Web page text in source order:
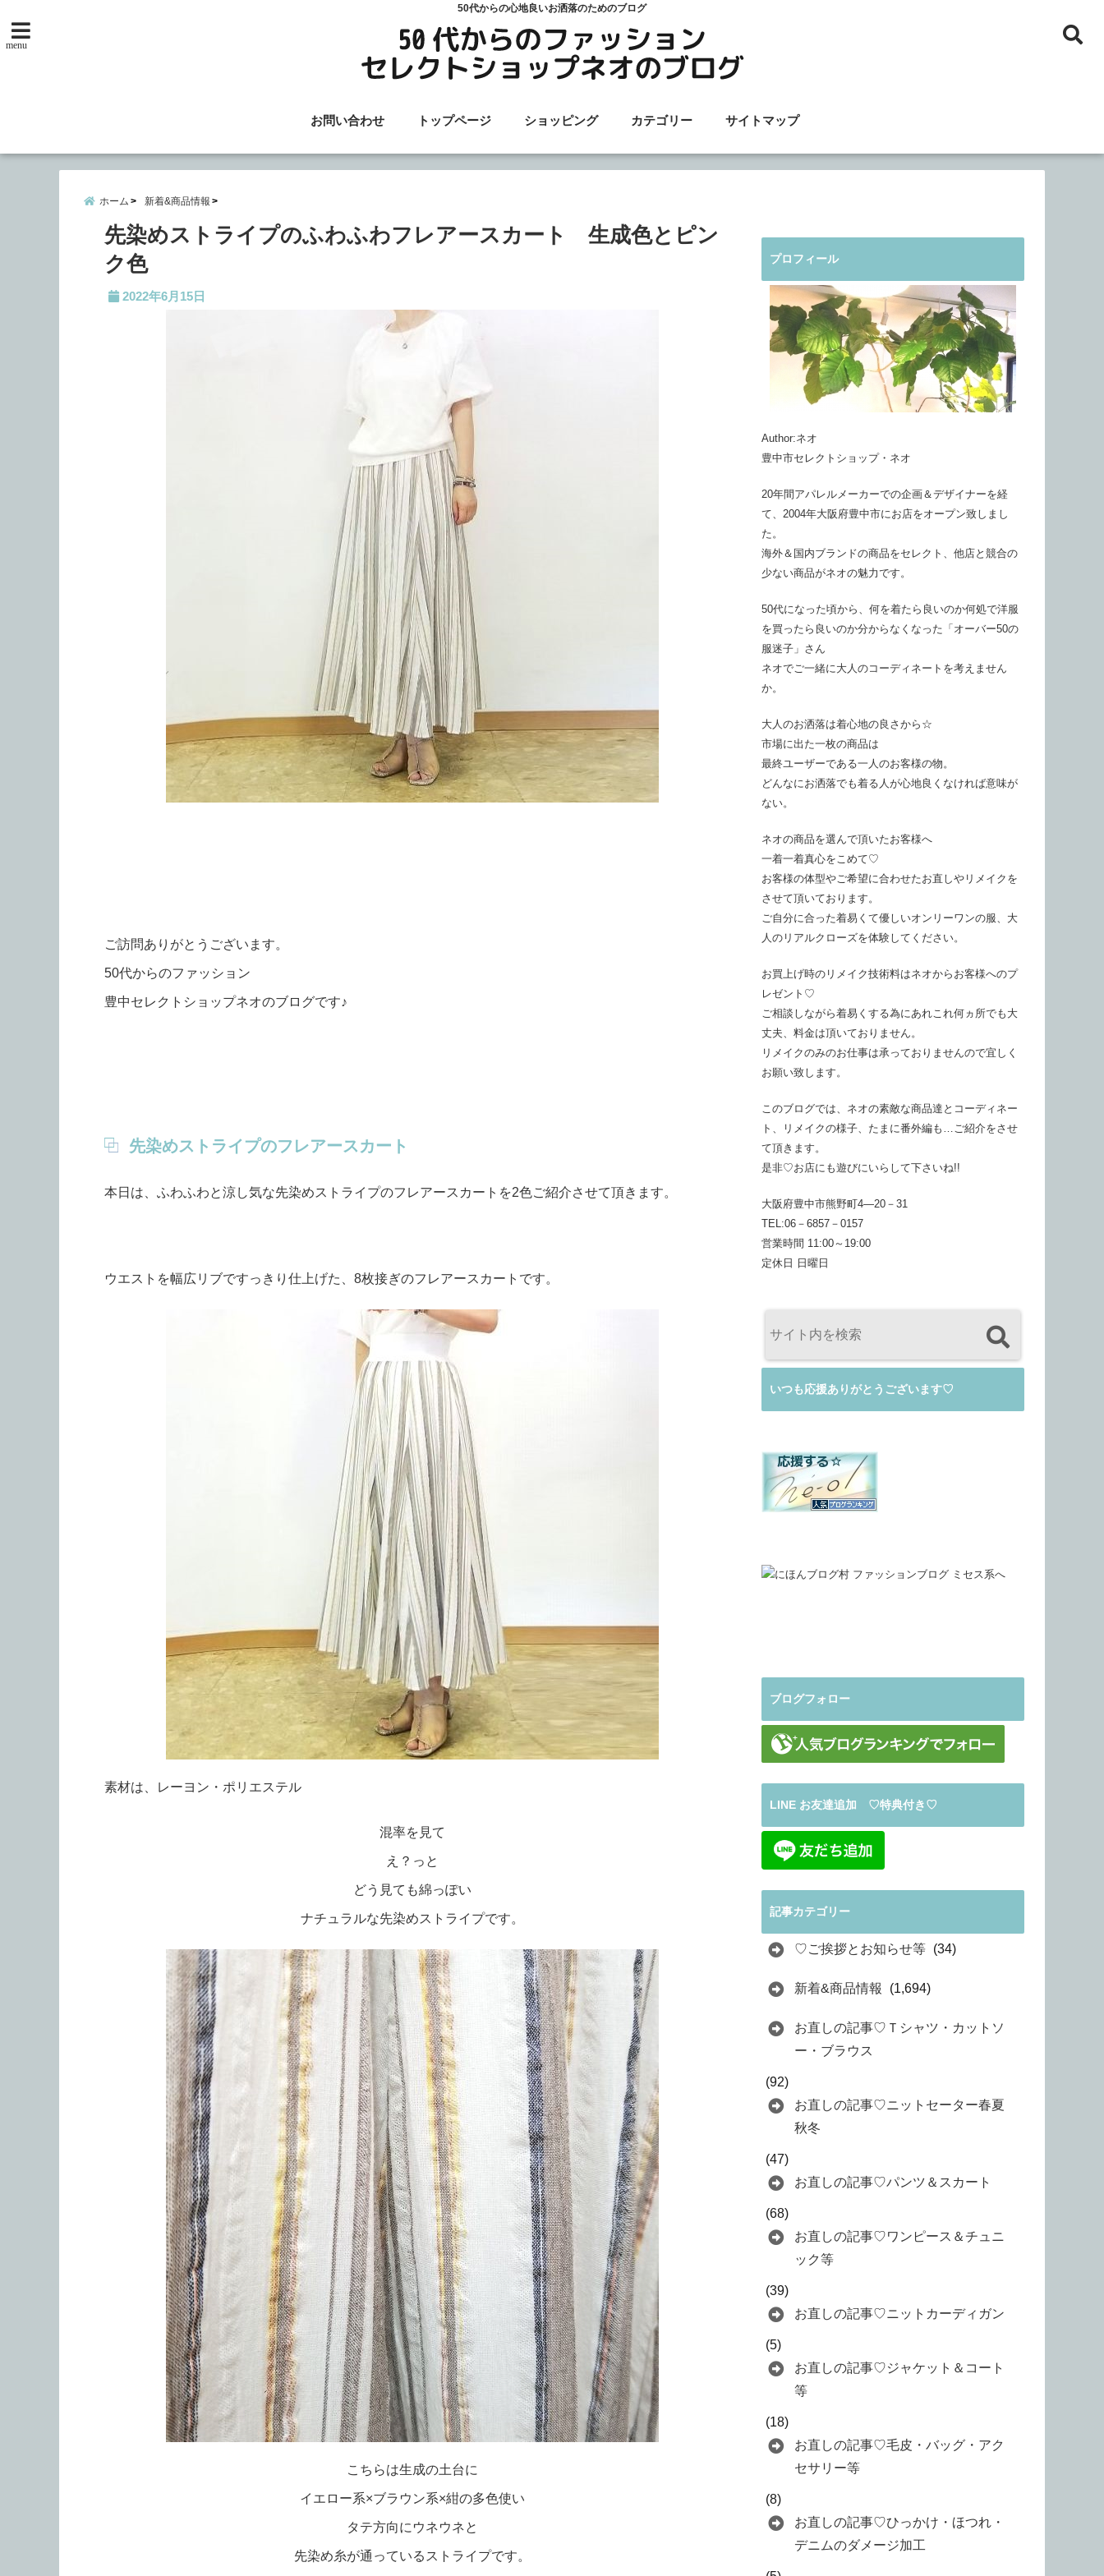
50代からの心地良いお洒落のためのブログ
menu
お問い合わせ トップページ ショッピング カテゴリー サイトマップ
ホーム 新着&商品情報
先染めストライプのふわふわフレアースカート 生成色とピン
ク色
2022年6月15日
ご訪問ありがとうございます。
50代からのファッション
豊中セレクトショップネオのブログです♪
先染めストライプのフレアースカート
本日は、ふわふわと涼し気な先染めストライプのフレアースカートを2色ご紹介させて頂きます。
ウエストを幅広リブですっきり仕上げた、8枚接ぎのフレアースカートです。
素材は、レーヨン・ポリエステル
混率を見て
え？っと
どう見ても綿っぽい
ナチュラルな先染めストライプです。
こちらは生成の土台に
イエロー系×ブラウン系×紺の多色使い
タテ方向にウネウネと
先染め糸が通っているストライプです。
プロフィール
Author:ネオ
豊中市セレクトショップ・ネオ
20年間アパレルメーカーでの企画＆デザイナーを経
て、2004年大阪府豊中市にお店をオープン致しまし
た。
海外＆国内ブランドの商品をセレクト、他店と競合の
少ない商品がネオの魅力です。
50代になった頃から、何を着たら良いのか何処で洋服
を買ったら良いのか分からなくなった「オーバー50の
服迷子」さん
ネオでご一緒に大人のコーディネートを考えません
か。
大人のお洒落は着心地の良さから☆
市場に出た一枚の商品は
最終ユーザーである一人のお客様の物。
どんなにお洒落でも着る人が心地良くなければ意味が
ない。
ネオの商品を選んで頂いたお客様へ
一着一着真心をこめて♡
お客様の体型やご希望に合わせたお直しやリメイクを
させて頂いております。
ご自分に合った着易くて優しいオンリーワンの服、大
人のリアルクローズを体験してください。
お買上げ時のリメイク技術料はネオからお客様へのプ
レゼント♡
ご相談しながら着易くする為にあれこれ何ヵ所でも大
丈夫、料金は頂いておりません。
リメイクのみのお仕事は承っておりませんので宜しく
お願い致します。
このブログでは、ネオの素敵な商品達とコーディネー
ト、リメイクの様子、たまに番外編も…ご紹介をさせ
て頂きます。
是非♡お店にも遊びにいらして下さいね!!
大阪府豊中市熊野町4―20－31
TEL:06－6857－0157
営業時間 11:00～19:00
定休日 日曜日
いつも応援ありがとうございます♡
ブログフォロー
LINE お友達追加 ♡特典付き♡
記事カテゴリー
♡ご挨拶とお知らせ等 (34)
新着&商品情報 (1,694)
お直しの記事♡Ｔシャツ・カットソ
ー・ブラウス
(92)
お直しの記事♡ニットセーター春夏
秋冬
(47)
お直しの記事♡パンツ＆スカート
(68)
お直しの記事♡ワンピース＆チュニ
ック等
(39)
お直しの記事♡ニットカーディガン
(5)
お直しの記事♡ジャケット＆コート
等
(18)
お直しの記事♡毛皮・バッグ・アク
セサリー等
(8)
お直しの記事♡ひっかけ・ほつれ・
デニムのダメージ加工